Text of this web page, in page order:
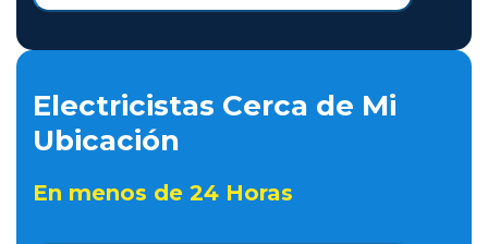
Electricistas Cerca de Mi
Ubicación
En menos de 24 Horas